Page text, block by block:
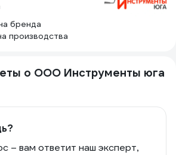
бренда
производства
о ООО Инструменты юга
– вам ответит наш эксперт,